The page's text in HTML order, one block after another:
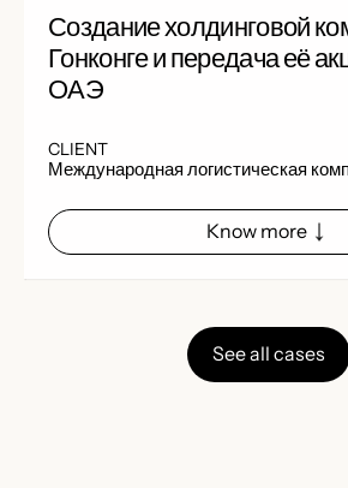
Создание холдинговой
Гонконге и передача её
ОАЭ
CLIENT
Международная логистическая
Know more
See all cases